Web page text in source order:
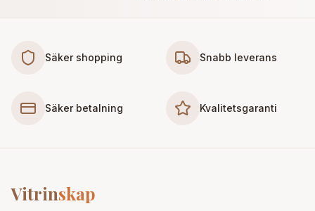
Säker shopping Snabb leverans
Säker betalning Kvalitetsgaranti
Vitrinskap